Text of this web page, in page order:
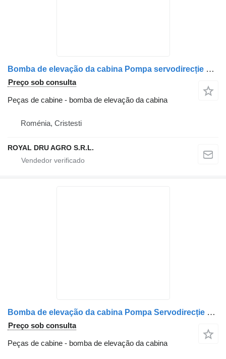
Bomba de elevação da cabina Pompa servodirecție para camião Mercedes-Benz A0024605480 / A0014604480 / A0014607580
Preço sob consulta
Peças de cabine - bomba de elevação da cabina
Roménia, Cristesti
ROYAL DRU AGRO S.R.L.
Bomba de elevação da cabina Pompa Servodirecție para camião Mercedes-Benz Coduri: A9062301242, A0012368305, A0012369805
Preço sob consulta
Peças de cabine - bomba de elevação da cabina